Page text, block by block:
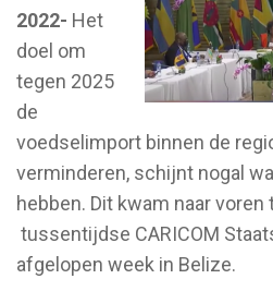
2022- Het
doel om
tegen 2025
de
voedselimport binnen de
verminderen, schijnt nogal
hebben. Dit kwam naar voren
tussentijdse CARICOM
afgelopen week in Belize.